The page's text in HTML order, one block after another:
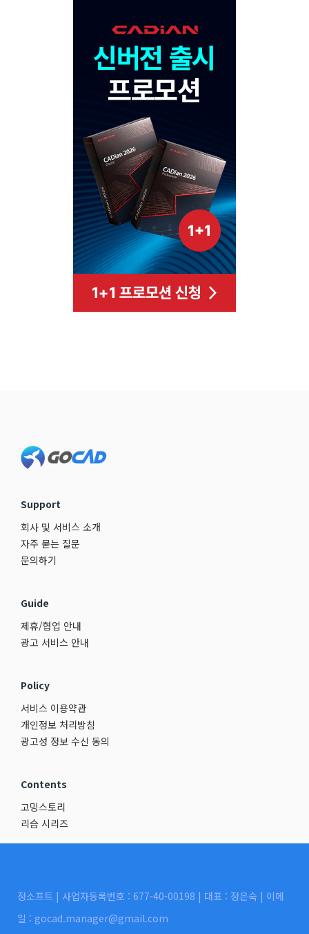
Support
회사 및 서비스 소개
자주 묻는 질문
문의하기
Guide
제휴/협업 안내
광고 서비스 안내
Policy
서비스 이용약관
개인정보 처리방침
광고성 정보 수신 동의
Contents
고밍스토리
리습 시리즈
정소프트 | 사업자등록번호 : 677-40-00198 | 대표 : 정은숙 | 이메
일 : gocad.manager@gmail.com